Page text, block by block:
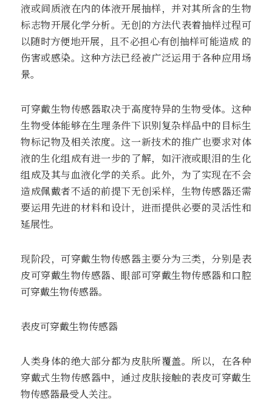
液或间质液在内的体液开展抽样，并对其所含的生物
标志物开展化学分析。无创的方法代表着抽样过程可
以随时方便地开展，且不必担心有创抽样可能造成 的
伤害或感染。这种方法已经被广泛运用于各种应用场
景。
可穿戴生物传感器取决于高度特异的生物受体。这种
生物受体能够在生理条件下识别复杂样品中的目标生
物标记物及相关浓度。这一新技术的推广也要求对体
液的生化组成有进一步的了解，如汗液或眼泪的生化
组成及其与血液化学的关系。此外，为了实现在不会
造成佩戴者不适的前提下无创采样，生物传感器还需
要运用先进的材料和设计，进而提供必要的灵活性和
延展性。
现阶段，可穿戴生物传感器主要分为三类，分别是表
皮可穿戴生物传感器、眼部可穿戴生物传感器和口腔
可穿戴生物传感器。
表皮可穿戴生物传感器
人类身体的绝大部分都为皮肤所覆盖。所以，在各种
穿戴式生物传感器中，通过皮肤接触的表皮可穿戴生
物传感器最受人关注。